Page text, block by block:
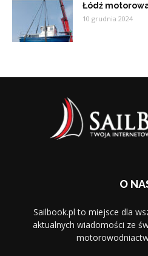
Łódź
10 grudnia 2024
O
Sailbook.pl to miejsce dla
aktualnych wiadomości ze